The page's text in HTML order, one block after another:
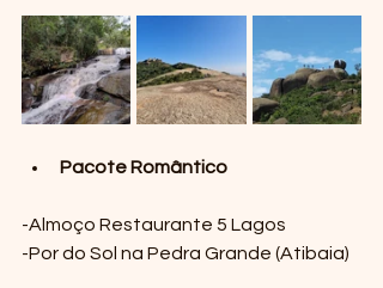
Pacote Romântico
-Almoço Restaurante 5 Lagos
-Por do Sol na Pedra Grande (Atibaia)